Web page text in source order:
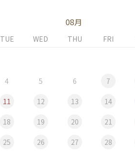
08月
TUE WED THU FRI
4 5 6 7
11 12 13 14
18 19 20 21
25 26 27 28